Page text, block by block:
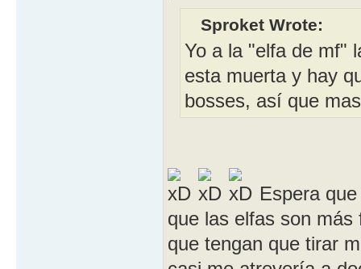
Sproket Wrote:
Yo a la "elfa de mf"
esta muerta y hay
bosses, así que
Espera
que las elfas son
que tengan que tirar